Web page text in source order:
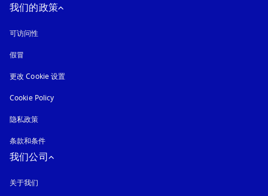
我们的政策
可访问性
假冒
更改 Cookie 设置
Cookie Policy
隐私政策
条款和条件
我们公司
关于我们